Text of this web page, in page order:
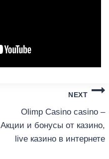
NEXT
Olimp Casino casino –
Акции и бонусы от казино,
live казино в интернете